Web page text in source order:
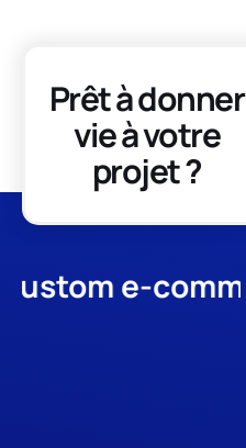
Prêt à donner
vie à votre
projet ?
e-commerce